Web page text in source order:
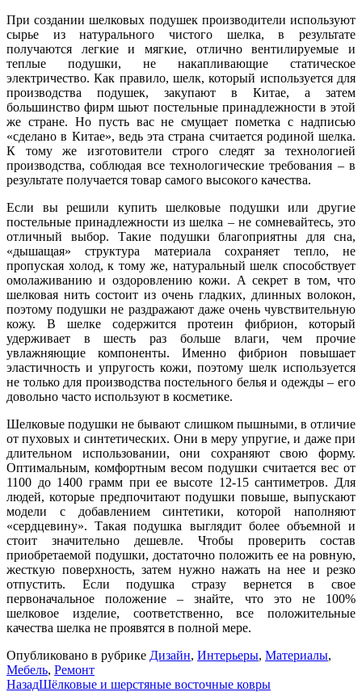
При создании шелковых подушек производители используют
сырье из натурального чистого шелка, в результате
получаются легкие и мягкие, отлично вентилируемые и
теплые подушки, не накапливающие статическое
электричество. Как правило, шелк, который используется для
производства подушек, закупают в Китае, а затем
большинство фирм шьют постельные принадлежности в этой
же стране. Но пусть вас не смущает пометка с надписью
«сделано в Китае», ведь эта страна считается родиной шелка.
К тому же изготовители строго следят за технологией
производства, соблюдая все технологические требования – в
результате получается товар самого высокого качества.
Если вы решили купить шелковые подушки или другие
постельные принадлежности из шелка – не сомневайтесь, это
отличный выбор. Такие подушки благоприятны для сна,
«дышащая» структура материала сохраняет тепло, не
пропуская холод, к тому же, натуральный шелк способствует
омолаживанию и оздоровлению кожи. А секрет в том, что
шелковая нить состоит из очень гладких, длинных волокон,
поэтому подушки не раздражают даже очень чувствительную
кожу. В шелке содержится протеин фибрион, который
удерживает в шесть раз больше влаги, чем прочие
увлажняющие компоненты. Именно фибрион повышает
эластичность и упругость кожи, поэтому шелк используется
не только для производства постельного белья и одежды – его
довольно часто используют в косметике.
Шелковые подушки не бывают слишком пышными, в отличие
от пуховых и синтетических. Они в меру упругие, и даже при
длительном использовании, они сохраняют свою форму.
Оптимальным, комфортным весом подушки считается вес от
1100 до 1400 грамм при ее высоте 12-15 сантиметров. Для
людей, которые предпочитают подушки повыше, выпускают
модели с добавлением синтетики, которой наполняют
«сердцевину». Такая подушка выглядит более объемной и
стоит значительно дешевле. Чтобы проверить состав
приобретаемой подушки, достаточно положить ее на ровную,
жесткую поверхность, затем нужно нажать на нее и резко
отпустить. Если подушка стразу вернется в свое
первоначальное положение – знайте, что это не 100%
шелковое изделие, соответственно, все положительные
качества шелка не проявятся в полной мере.
Опубликовано в рубрике Дизайн, Интерьеры, Материалы,
Мебель, Ремонт
НазадШёлковые и шерстяные восточные ковры